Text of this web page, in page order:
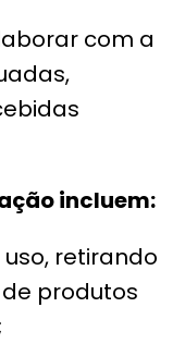
com a
incluem:
retirando
produtos